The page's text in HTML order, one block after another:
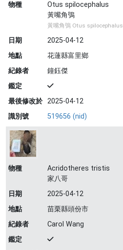
物種
Otus spilocephalus
黃嘴角鴞
黃嘴角鴞 Otus spilocephalus
日期
2025-04-12
地點
花蓮縣富里鄉
紀錄者
鐘鈺傑
鑑定
最後修改於 2025-04-12
識別號
519656 (nid)
物種
Acridotheres tristis
家八哥
日期
2025-04-12
地點
苗栗縣頭份市
紀錄者
Carol Wang
鑑定